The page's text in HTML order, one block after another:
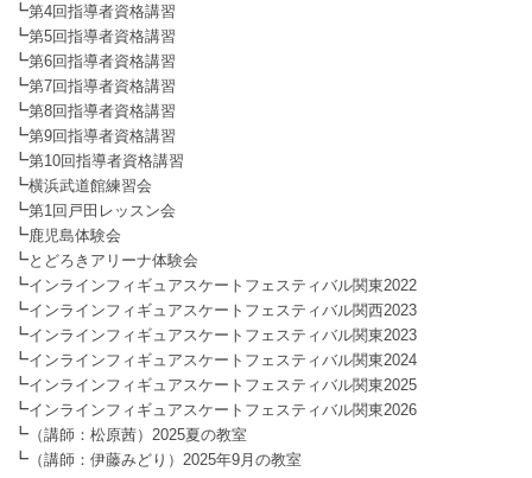
┗第4回指導者資格講習
┗第5回指導者資格講習
┗第6回指導者資格講習
┗第7回指導者資格講習
┗第8回指導者資格講習
┗第9回指導者資格講習
┗第10回指導者資格講習
┗横浜武道館練習会
┗第1回戸田レッスン会
┗ 鹿児島体験会
┗とどろきアリーナ体験会
┗インラインフィギュアスケートフェスティバル関東2022
┗インラインフィギュアスケートフェスティバル関西2023
┗インラインフィギュアスケートフェスティバル関東2023
┗インラインフィギュアスケートフェスティバル関東2024
┗インラインフィギュアスケートフェスティバル関東2025
┗インラインフィギュアスケートフェスティバル関東2026
┗ （講師：松原茜）2025夏の教室
┗ （講師：伊藤みどり）2025年9月の教室